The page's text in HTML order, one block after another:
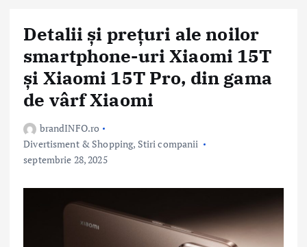
Detalii și prețuri ale noilor
smartphone-uri Xiaomi 15T
și Xiaomi 15T Pro, din gama
de vârf Xiaomi
brandINFO.ro
Divertisment & Shopping, Stiri companii
septembrie 28, 2025